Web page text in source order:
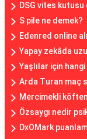
DSG vites
S pile ne demek?
Edenred online
Yapay zekâda
Yaşlılar için
Arda Turan maç
Mercimekli
Özsaygı nedir
DxOMark